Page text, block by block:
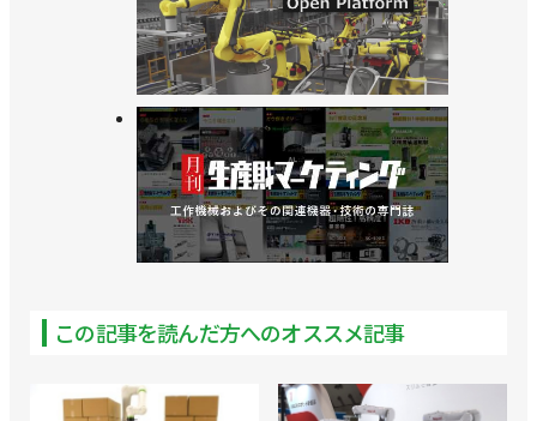
この記事を読んだ方へのオススメ記事